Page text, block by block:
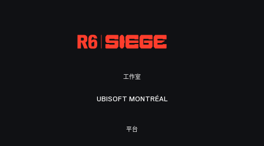
工作室
UBISOFT MONTRÉAL
平台